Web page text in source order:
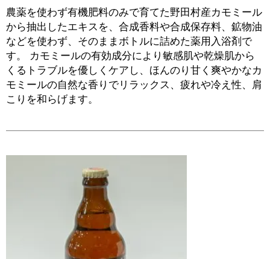
農薬を使わず有機肥料のみで育てた野田村産カモミール
から抽出したエキスを、合成香料や合成保存料、鉱物油
などを使わず、そのままボトルに詰めた薬用入浴剤で
す。 カモミールの有効成分により敏感肌や乾燥肌から
くるトラブルを優しくケアし、ほんのり甘く爽やかなカ
モミールの自然な香りでリラックス、疲れや冷え性、肩
こりを和らげます。